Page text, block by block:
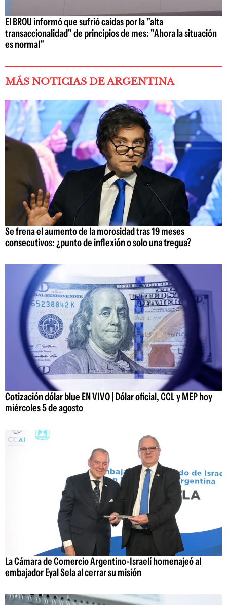
El BROU informó que sufrió caídas por la "alta
transaccionalidad" de principios de mes: "Ahora la situación
es normal"
MÁS NOTICIAS DE ARGENTINA
Se frena el aumento de la morosidad tras 19 meses
consecutivos: ¿punto de inflexión o solo una tregua?
Cotización dólar blue EN VIVO | Dólar oficial, CCL y MEP hoy
miércoles 5 de agosto
La Cámara de Comercio Argentino-Israelí homenajeó al
embajador Eyal Sela al cerrar su misión